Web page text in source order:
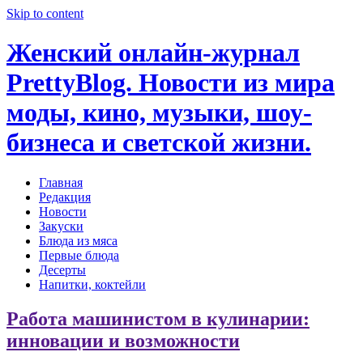
Skip to content
Женский онлайн-журнал
PrettyBlog. Новости из мира
моды, кино, музыки, шоу-
бизнеса и светской жизни.
Главная
Редакция
Новости
Закуски
Блюда из мяса
Первые блюда
Десерты
Напитки, коктейли
Работа машинистом в кулинарии:
инновации и возможности